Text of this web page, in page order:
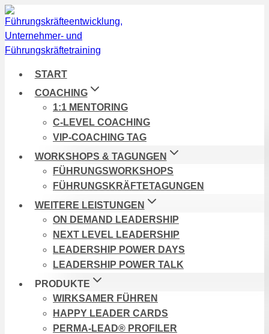
Zum
Inhalt
springen
START
COACHING
1:1 MENTORING
C-LEVEL COACHING
VIP-COACHING TAG
WORKSHOPS & TAGUNGEN
FÜHRUNGSWORKSHOPS
FÜHRUNGSKRÄFTETAGUNGEN
WEITERE LEISTUNGEN
ON DEMAND LEADERSHIP
NEXT LEVEL LEADERSHIP
LEADERSHIP POWER DAYS
LEADERSHIP POWER TALK
PRODUKTE
WIRKSAMER FÜHREN
HAPPY LEADER CARDS
PERMA-LEAD® PROFILER